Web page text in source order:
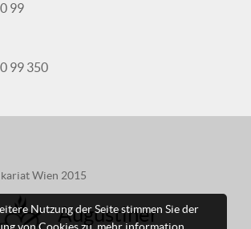
99
99 350
Wien 2015
Augustiner
Nutzung der Seite stimmen Sie der